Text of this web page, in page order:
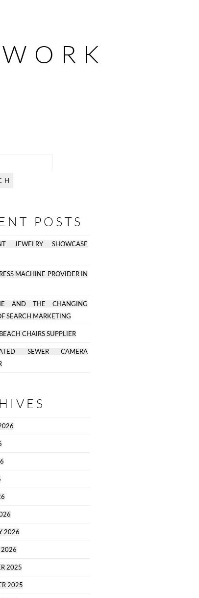
POSTS
JEWELRY SHOWCASE
MACHINE PROVIDER IN
AND THE CHANGING
SEARCH MARKETING
CHAIRS SUPPLIER
SEWER CAMERA
2026
2026
2025
2025